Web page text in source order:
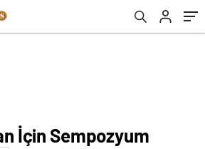
İçin Sempozyum